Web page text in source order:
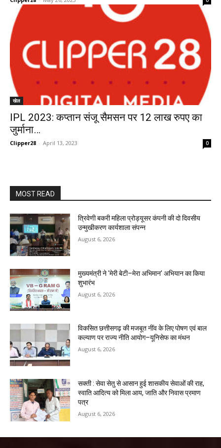
खेल
IPL 2023: कप्तान संजू सैमसन पर 12 लाख रुपए का
जुर्माना…
Clipper28 - April 13, 2023 0
MOST READ
त्रिवेणी बकरी महिला प्रोड्यूसर कंपनी की दो दिवसीय
उन्मुखीकरण कार्यशाला संपन्न
August 6, 2026
मुख्यमंत्री ने ‘मेरी बेटी–मेरा अभिमान’ अभियान का किया
शुभारंभ
August 6, 2026
विकसित छत्तीसगढ़ की मजबूत नींव के लिए पोषण एवं बाल
कल्याण पर राज्य नीति आयोग–यूनिसेफ का मंथन
August 6, 2026
सक्ती : सेवा सेतु से आसान हुई शासकीय सेवाओं की राह,
स्वाति आदित्य को मिला आय, जाति और निवास प्रमाण
पत्र
August 6, 2026